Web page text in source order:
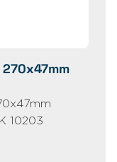
10203